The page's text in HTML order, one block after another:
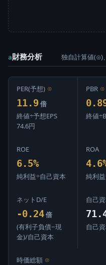
a財務分析 独自計算値(⊙)
PER(予想) ⊙
11.9 倍
終値÷予想EPS
74.6円
PBR ⊙
終値
ROE
6.5%
純利益÷自己資本
ROA
純利
ネットD/E
-0.24 倍
(有利子負債−現
金)/自己資本
自己
自己
時価総額 ⊙